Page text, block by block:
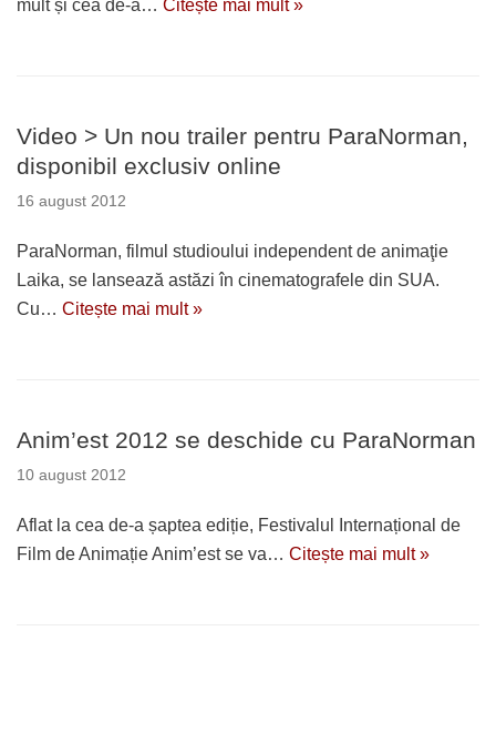
mult și cea de-a… Citește mai mult »
Video > Un nou trailer pentru ParaNorman,
disponibil exclusiv online
16 august 2012
ParaNorman, filmul studioului independent de animaţie
Laika, se lansează astăzi în cinematografele din SUA.
Cu… Citește mai mult »
Anim’est 2012 se deschide cu ParaNorman
10 august 2012
Aflat la cea de-a șaptea ediție, Festivalul Internațional de
Film de Animație Anim’est se va… Citește mai mult »